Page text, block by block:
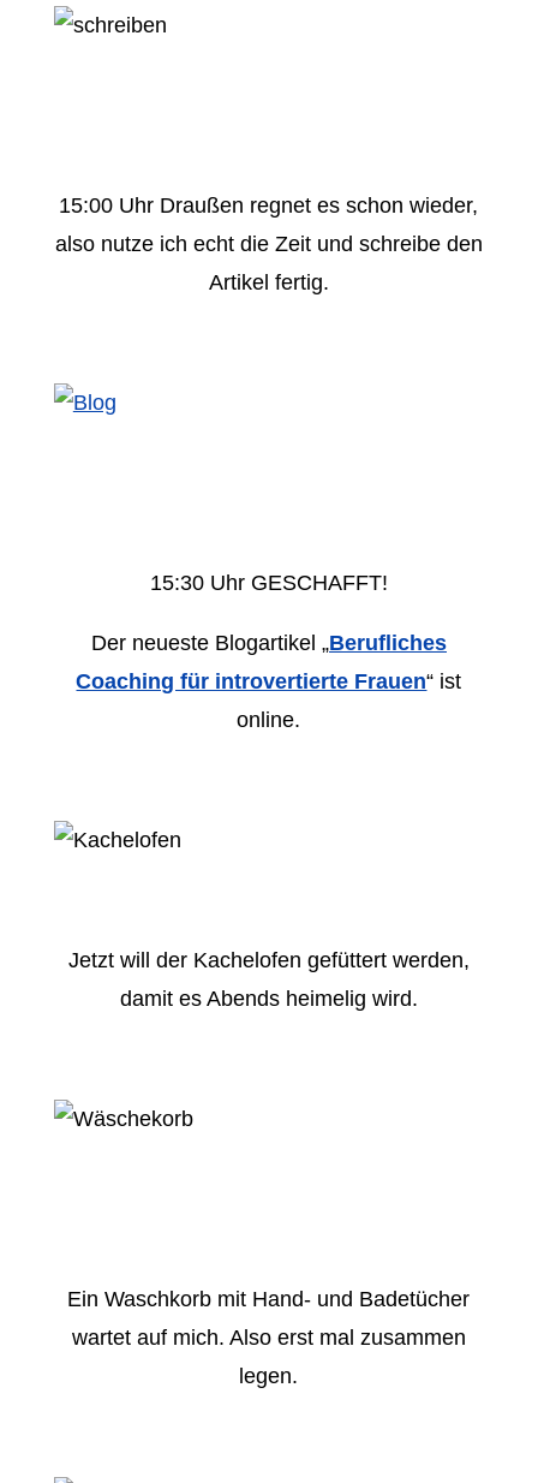
15:00 Uhr Draußen regnet es schon wieder,
also nutze ich echt die Zeit und schreibe den
Artikel fertig.
15:30 Uhr GESCHAFFT!
Der neueste Blogartikel „Berufliches
Coaching für introvertierte Frauen“ ist
online.
Jetzt will der Kachelofen gefüttert werden,
damit es Abends heimelig wird.
Ein Waschkorb mit Hand- und Badetücher
wartet auf mich. Also erst mal zusammen
legen.